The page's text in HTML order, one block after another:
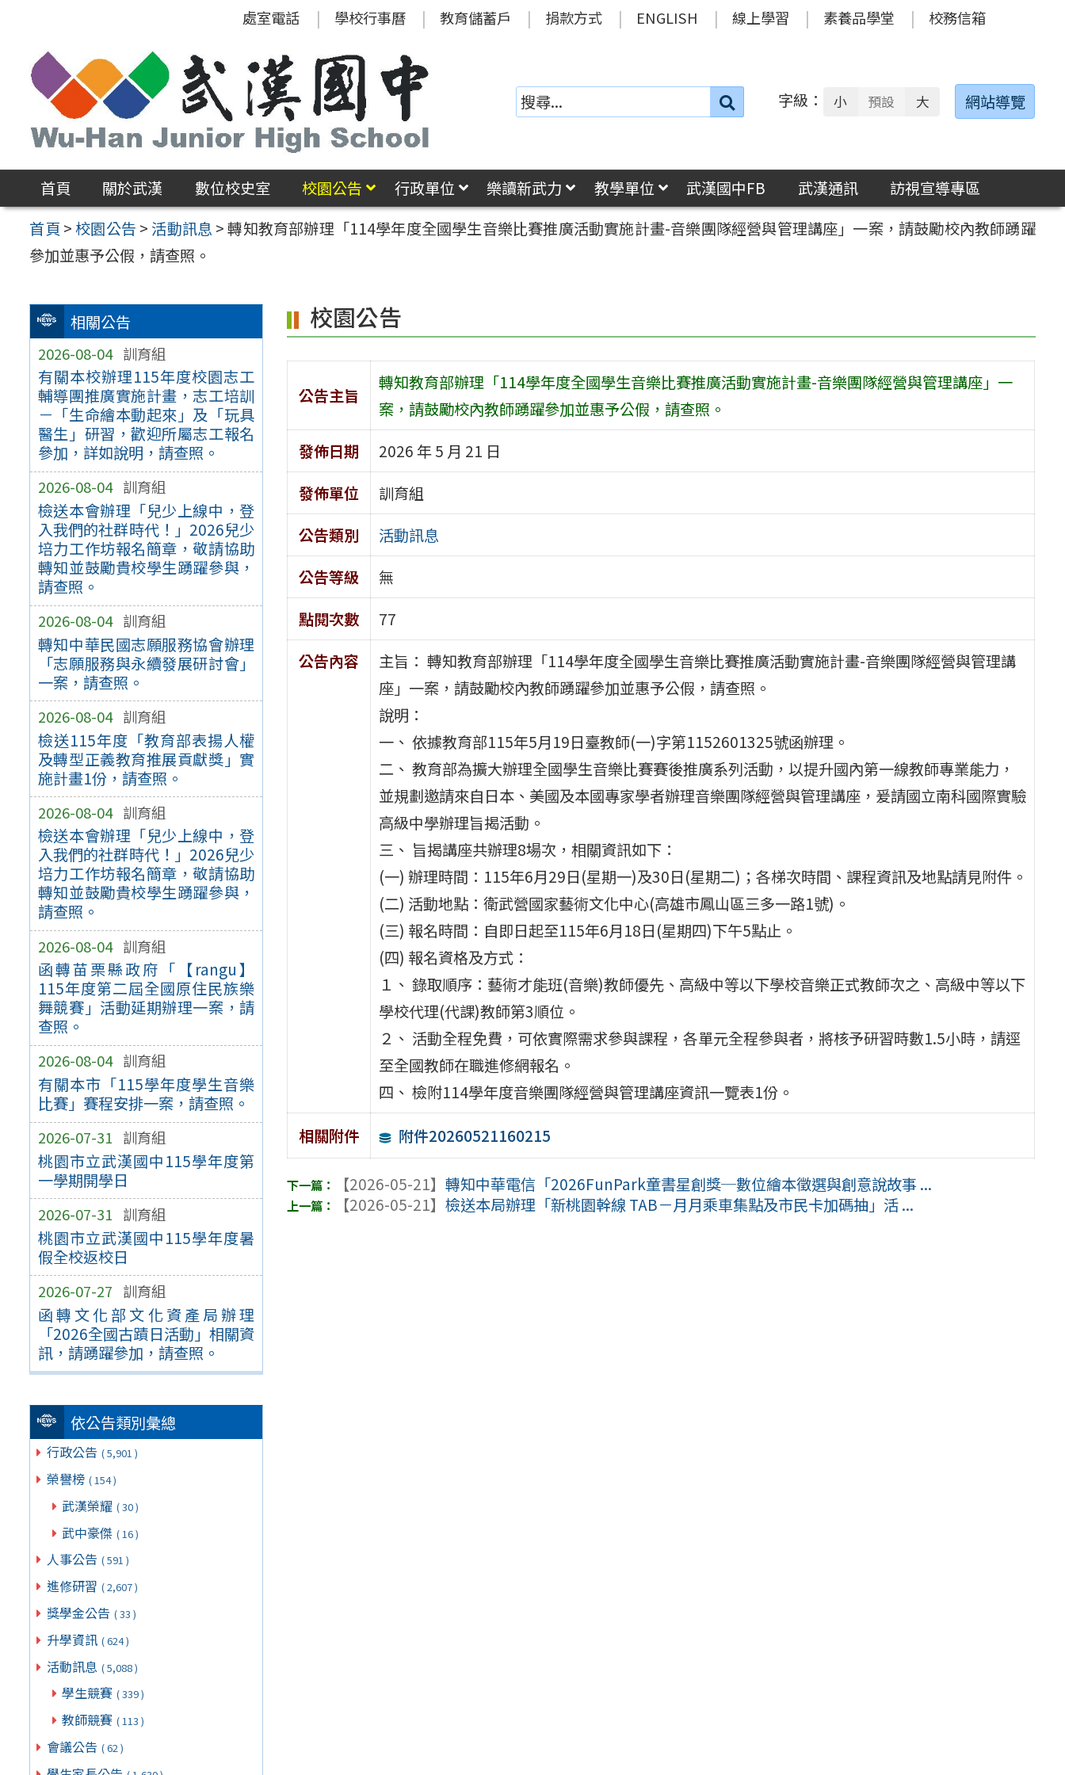
區
處室電話 學校行事曆 教育儲蓄戶 捐款方式 ENGLISH 線上學習 素養品學堂 校務信箱
搜
字級： 小 預設 大 網站導覽
首頁 關於武漢 數位校史室 校園公告 行政單位 樂讀新武力 教學單位 武漢國中FB 武漢通訊
訪視宣導專區
首頁 >校園公告 > 活動訊息 >轉知教育部辦理「114學年度全國學生音樂比賽推廣活動實施計畫-音樂團隊經營與管理講座」一案，請鼓勵校內教師踴躍
參加並惠予公假，請查照。
相關公告
2026-08-04 訓育組
有關本校辦理115年度校園志工
輔導團推廣實施計畫，志工培訓
－「生命繪本動起來」及「玩具
醫生」研習，歡迎所屬志工報名
參加，詳如說明，請查照。
2026-08-04 訓育組
檢送本會辦理「兒少上線中，登
入我們的社群時代！」2026兒少
培力工作坊報名簡章，敬請協助
轉知並鼓勵貴校學生踴躍參與，
請查照。
2026-08-04 訓育組
轉知中華民國志願服務協會辦理
「志願服務與永續發展研討會」
一案，請查照。
2026-08-04 訓育組
檢送115年度「教育部表揚人權
及轉型正義教育推展貢獻獎」實
施計畫1份，請查照。
2026-08-04 訓育組
檢送本會辦理「兒少上線中，登
入我們的社群時代！」2026兒少
培力工作坊報名簡章，敬請協助
轉知並鼓勵貴校學生踴躍參與，
請查照。
2026-08-04 訓育組
函轉苗栗縣政府「【rangu】
115年度第二屆全國原住民族樂
舞競賽」活動延期辦理一案，請
查照。
2026-08-04 訓育組
有關本市「115學年度學生音樂
比賽」賽程安排一案，請查照。
2026-07-31 訓育組
桃園市立武漢國中115學年度第
一學期開學日
2026-07-31 訓育組
桃園市立武漢國中115學年度暑
假全校返校日
2026-07-27 訓育組
函轉文化部文化資產局辦理
「2026全國古蹟日活動」相關資
訊，請踴躍參加，請查照。
依公告類別彙總
行政公告 ( 5,901 )
榮譽榜 ( 154 )
武漢榮耀 ( 30 )
武中豪傑 ( 16 )
人事公告 ( 591 )
進修研習 ( 2,607 )
獎學金公告 ( 33 )
升學資訊 ( 624 )
活動訊息 ( 5,088 )
學生競賽 ( 339 )
教師競賽 ( 113 )
會議公告 ( 62 )
校園公告
公告主旨
轉知教育部辦理「114學年度全國學生音樂比賽推廣活動實施計畫-音樂團隊經營與管理講座」一
案，請鼓勵校內教師踴躍參加並惠予公假，請查照。
發佈日期
2026 年 5 月 21 日
發佈單位
訓育組
公告類別
活動訊息
公告等級
無
點閱次數
77
公告內容
主旨： 轉知教育部辦理「114學年度全國學生音樂比賽推廣活動實施計畫-音樂團隊經營與管理講
座」一案，請鼓勵校內教師踴躍參加並惠予公假，請查照。
說明：
一、 依據教育部115年5月19日臺教師(一)字第1152601325號函辦理。
二、 教育部為擴大辦理全國學生音樂比賽賽後推廣系列活動，以提升國內第一線教師專業能力，
並規劃邀請來自日本、美國及本國專家學者辦理音樂團隊經營與管理講座，爰請國立南科國際實驗
高級中學辦理旨揭活動。
三、 旨揭講座共辦理8場次，相關資訊如下：
(一) 辦理時間：115年6月29日(星期一)及30日(星期二)；各梯次時間、課程資訊及地點請見附件。
(二) 活動地點：衛武營國家藝術文化中心(高雄市鳳山區三多一路1號)。
(三) 報名時間：自即日起至115年6月18日(星期四)下午5點止。
(四) 報名資格及方式：
１、 錄取順序：藝術才能班(音樂)教師優先、高級中等以下學校音樂正式教師次之、高級中等以下
學校代理(代課)教師第3順位。
２、 活動全程免費，可依實際需求參與課程，各單元全程參與者，將核予研習時數1.5小時，請逕
至全國教師在職進修網報名。
四、 檢附114學年度音樂團隊經營與管理講座資訊一覽表1份。
相關附件
附件20260521160215
【2026-05-21】轉知中華電信「2026FunPark童書星創獎─數位繪本徵選與創意說故事 ...
【2026-05-21】檢送本局辦理「新桃園幹線 TAB－月月乘車集點及市民卡加碼抽」活 ...